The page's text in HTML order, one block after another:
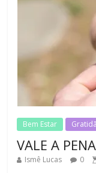
Bem Estar
VALE A
Ismê Lucas 0